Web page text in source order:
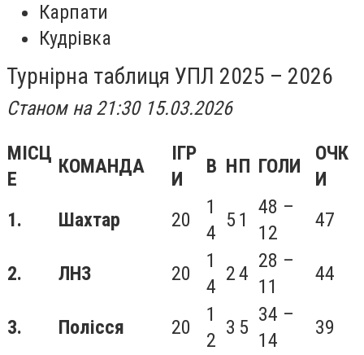
Карпати
Кудрівка
Турнірна таблиця УПЛ 2025 – 2026
Станом на 21:30 15.03.2026
МІСЦ
Е
КОМАНДА
ІГР
И
В НП ГОЛИ
ОЧК
И
1.
Шахтар 20
1
4
5 1
48 –
12
47
2. ЛНЗ 20
1
4
24
28 –
11
44
3. Полісся 20
1
2
3 5
34 –
14
39